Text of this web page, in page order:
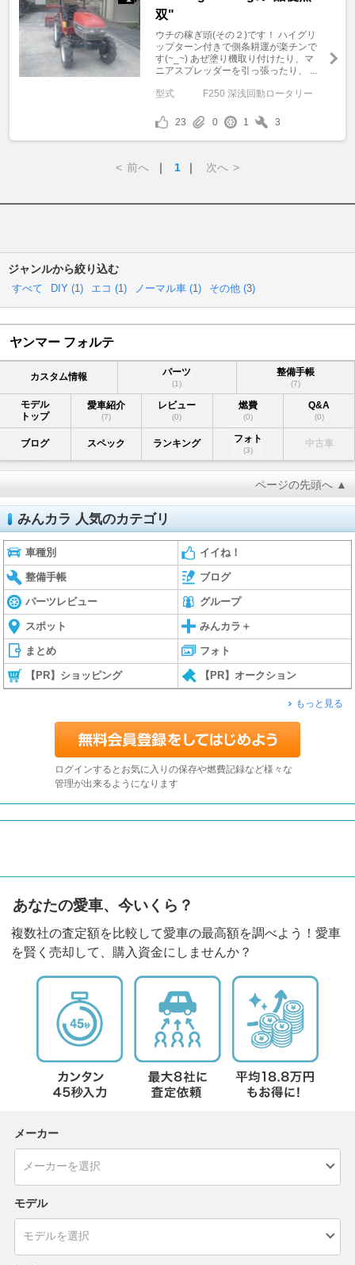
双"
ウチの稼ぎ頭(その２)です！ ハイグリ
ップターン付きで側条耕運が楽チンで
す(~_~) あぜ塗り機取り付けたり、マ
ニアスプレッダーを引っ張ったり、 ...
型式 F250 深浅回動ロータリー
23 0 1 3
< 前へ ｜ 1 ｜ 次へ >
ジャンルから絞り込む
すべて DIY (1) エコ (1) ノーマル車 (1) その他 (3)
ヤンマー フォルテ
カスタム情報 パーツ
(1)
整備手帳
(7)
モデル
トップ
愛車紹介
(7)
レビュー
(0)
燃費
(0)
Q&A
(0)
ブログ スペック ランキング フォト
(3)
中古車
ページの先頭へ ▲
みんカラ 人気のカテゴリ
車種別 イイね！
整備手帳 ブログ
パーツレビュー グループ
スポット みんカラ＋
まとめ フォト
【PR】ショッピング 【PR】オークション
もっと見る
ログインするとお気に入りの保存や燃費記録など様々な
管理が出来るようになります
あなたの愛車、今いくら？
複数社の査定額を比較して愛車の最高額を調べよう！愛車
を賢く売却して、購入資金にしませんか？
メーカー
モデル